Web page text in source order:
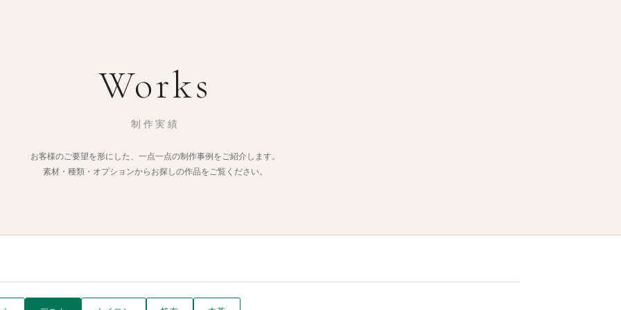
Works
制作実績
お客様のご要望を形にした、一点一点の制作事例をご紹介します。
素材・種類・オプションからお探しの作品をご覧ください。